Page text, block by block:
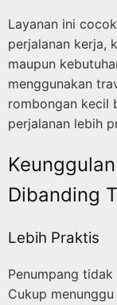
Layanan ini
perjalanan kerja,
maupun
menggunakan
rombongan kecil
perjalanan lebih
Dibanding
Lebih Praktis
Penumpang
Cukup